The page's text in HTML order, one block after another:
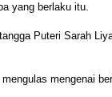
yang berlaku itu.
Puteri Sarah
mengenai